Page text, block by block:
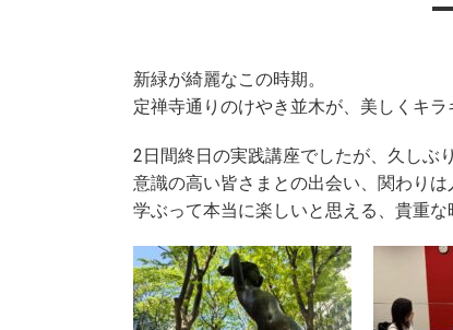
新緑が綺麗なこの時期。
定禅寺通りのけやき並木が、美しくキ
2日間終日の実践講座でしたが、久しぶ
意識の高い皆さまとの出会い、関わり
学ぶって本当に楽しいと思える、貴重な